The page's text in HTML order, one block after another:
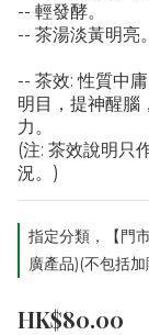
-- 輕發酵。
-- 茶湯淡黃明亮
-- 茶效: 性質中
明目，提神醒腦
力。
(注: 茶效說明只
況。)
指定分類，【門
廣產品)(不包括
HK$80.00